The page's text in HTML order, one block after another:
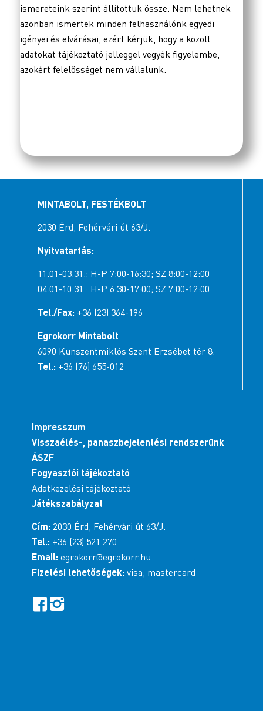
ismereteink szerint állítottuk össze. Nem lehetnek
azonban ismertek minden felhasználónk egyedi
igényei és elvárásai, ezért kérjük, hogy a közölt
adatokat tájékoztató jelleggel vegyék figyelembe,
azokért felelősséget nem vállalunk.
MINTABOLT, FESTÉKBOLT
2030 Érd, Fehérvári út 63/J.
Nyitvatartás:
11.01-03.31.: H-P 7:00-16:30; SZ 8:00-12:00
04.01-10.31.: H-P 6:30-17:00; SZ 7:00-12:00
Tel./Fax: +36 (23) 364-196
Egrokorr Mintabolt
6090 Kunszentmiklós Szent Erzsébet tér 8.
Tel.: +36 (76) 655-012
Impresszum
Visszaélés-, panaszbejelentési rendszerünk
ÁSZF
Fogyasztói tájékoztató
Adatkezelési tájékoztató
Játékszabályzat
Cím: 2030 Érd, Fehérvári út 63/J.
Tel.: +36 (23) 521 270
Email: egrokorr@egrokorr.hu
Fizetési lehetőségek: visa, mastercard